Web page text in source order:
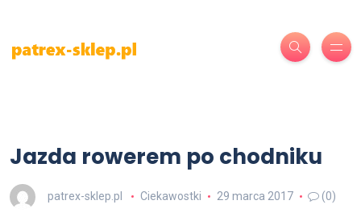
Jazda rowerem po chodniku
patrex-sklep.pl Ciekawostki 29 marca 2017 (0)